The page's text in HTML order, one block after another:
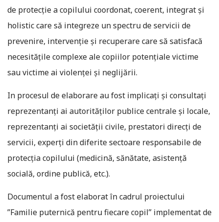
de protecție a copilului coordonat, coerent, integrat și
holistic care să integreze un spectru de servicii de
prevenire, intervenție și recuperare care să satisfacă
necesitățile complexe ale copiilor potențiale victime
sau victime ai violenței și neglijării.
In procesul de elaborare au fost implicaţi şi consultaţi
reprezentanți ai autorităților publice centrale și locale,
reprezentanți ai societății civile, prestatori direcți de
servicii, experți din diferite sectoare responsabile de
protecția copilului (medicină, sănătate, asistență
socială, ordine publică, etc.).
Documentul a fost elaborat în cadrul proiectului
”Familie puternică pentru fiecare copil” implementat de